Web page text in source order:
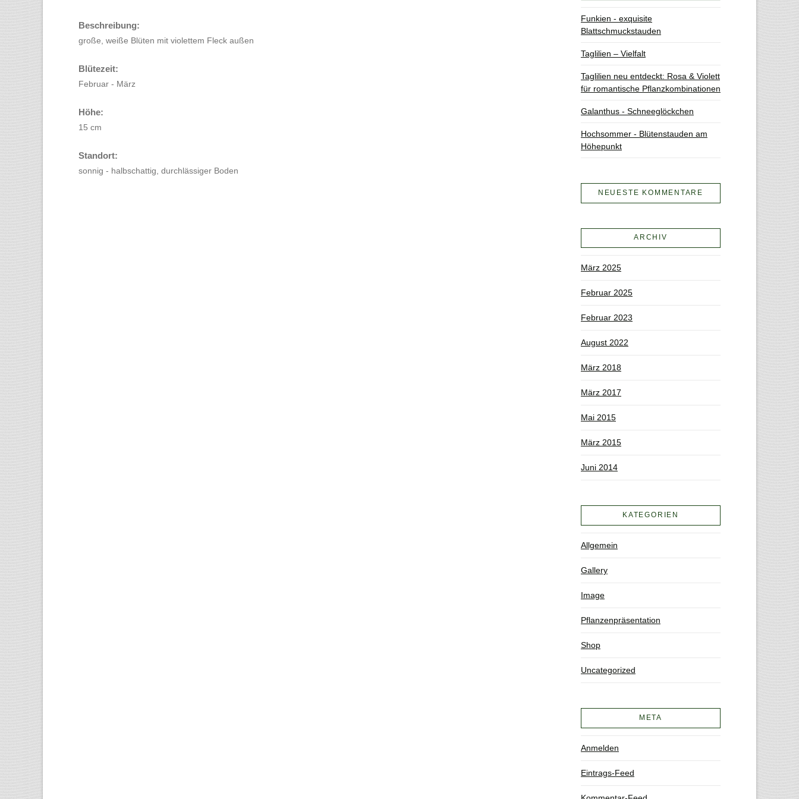
Beschreibung:
große, weiße Blüten mit violettem Fleck außen
Blütezeit:
Februar - März
Höhe:
15 cm
Standort:
sonnig - halbschattig, durchlässiger Boden
Funkien - exquisite
Blattschmuckstauden
Taglilien – Vielfalt
Taglilien neu entdeckt: Rosa & Violett
für romantische Pflanzkombinationen
Galanthus - Schneeglöckchen
Hochsommer - Blütenstauden am
Höhepunkt
NEUESTE KOMMENTARE
ARCHIV
März 2025
Februar 2025
Februar 2023
August 2022
März 2018
März 2017
Mai 2015
März 2015
Juni 2014
KATEGORIEN
Allgemein
Gallery
Image
Pflanzenpräsentation
Shop
Uncategorized
META
Anmelden
Eintrags-Feed